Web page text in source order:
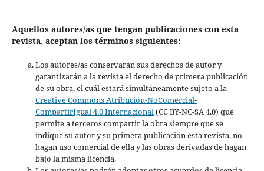
Aquellos autores/as que tengan publicaciones con esta
revista, aceptan los términos siguientes:
Los autores/as conservarán sus derechos de autor y
garantizarán a la revista el derecho de primera publicación
de su obra, el cuál estará simultáneamente sujeto a la
Creative Commons Atribución-NoComercial-
CompartirIgual 4.0 Internacional (CC BY-NC-SA 4.0) que
permite a terceros compartir la obra siempre que se
indique su autor y su primera publicación esta revista, no
hagan uso comercial de ella y las obras derivadas de hagan
bajo la misma licencia.